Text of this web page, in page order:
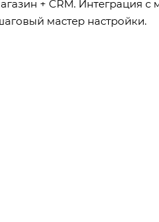
+ CRM. Интеграция с
мастер настройки.